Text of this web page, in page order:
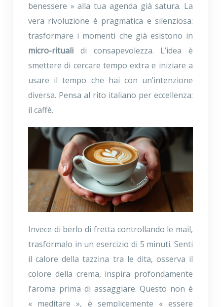
benessere » alla tua agenda già satura. La
vera rivoluzione è pragmatica e silenziosa:
trasformare i momenti che già esistono in
micro-rituali di consapevolezza. L’idea è
smettere di cercare tempo extra e iniziare a
usare il tempo che hai con un’intenzione
diversa. Pensa al rito italiano per eccellenza:
il caffè.
Invece di berlo di fretta controllando le mail,
trasformalo in un esercizio di 5 minuti. Senti
il calore della tazzina tra le dita, osserva il
colore della crema, inspira profondamente
l’aroma prima di assaggiare. Questo non è
« meditare », è semplicemente « essere